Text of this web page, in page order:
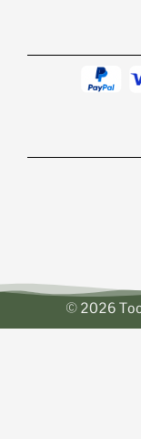
© 2026